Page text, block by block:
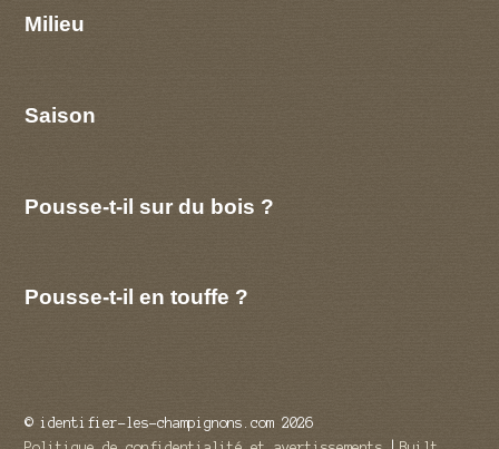
Milieu
Saison
Pousse-t-il sur du bois ?
Pousse-t-il en touffe ?
© identifier-les-champignons.com 2026